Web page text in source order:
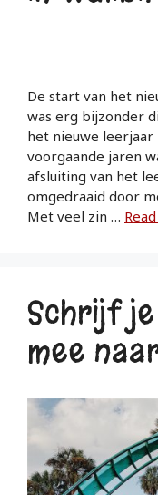
De start van het
was erg bijzonder
het nieuwe leerjaar
voorgaande jaren
afsluiting van het
omgedraaid door
Met veel zin …
Schrijf je
mee